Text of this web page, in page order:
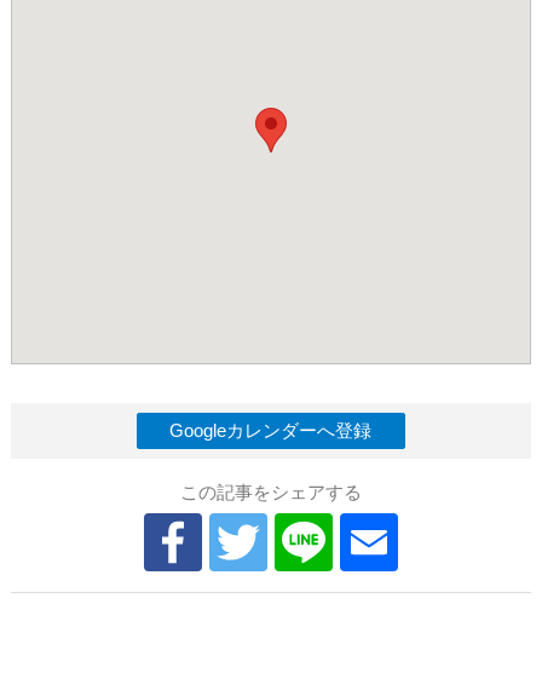
Googleカレンダーへ登録
この記事をシェアする